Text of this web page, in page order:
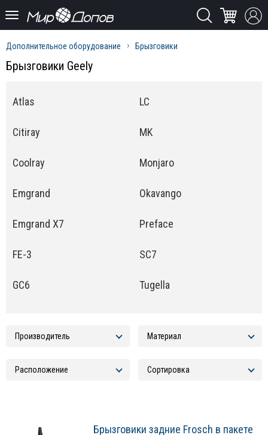
Дополнительное оборудование Брызговики
Брызговики Geely
Atlas
Citiray
Coolray
Emgrand
Emgrand X7
FE-3
GC6
LC
MK
Monjaro
Okavango
Preface
SC7
Tugella
Брызговики задние Frosch в пакете